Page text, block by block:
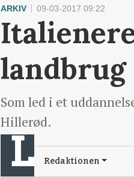
ARKIV 09-03-2017 09:22
landbrug
Som led i et
Hillerød.
Redaktionen